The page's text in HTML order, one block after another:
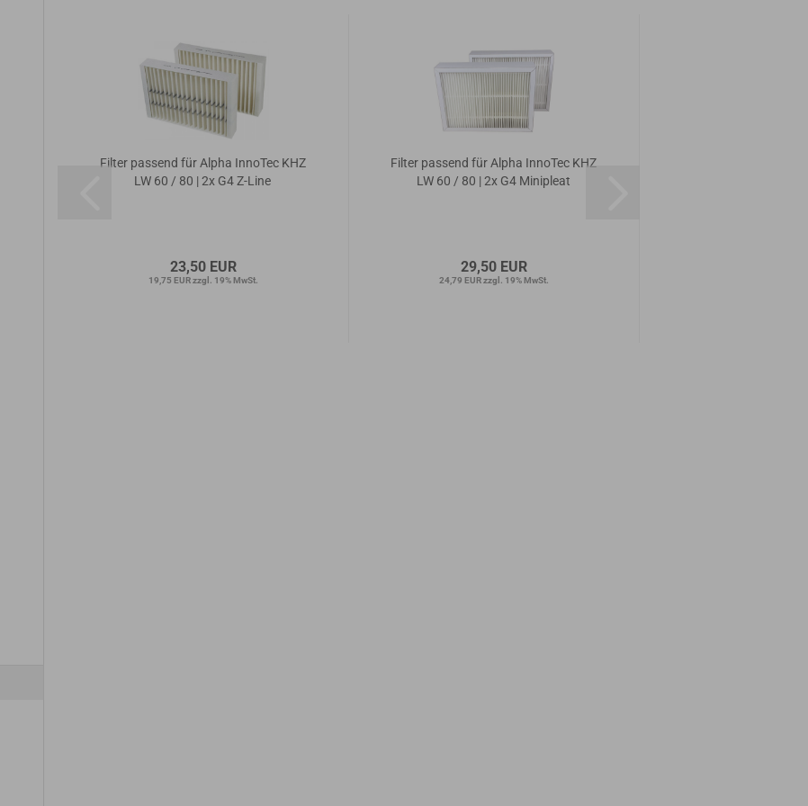
Filter passend für Alpha InnoTec KHZ
LW 60 / 80 | 2x G4 Z-Line
23,50 EUR
19,75 EUR zzgl. 19% MwSt.
Filter passend für Alpha InnoTec KHZ
LW 60 / 80 | 2x G4 Minipleat
29,50 EUR
24,79 EUR zzgl. 19% MwSt.